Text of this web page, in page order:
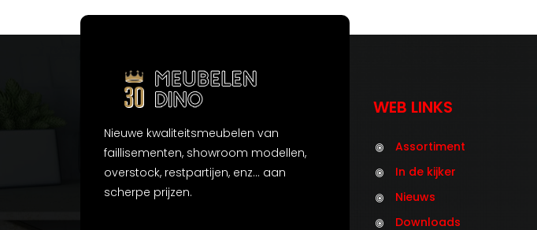
Nieuwe kwaliteitsmeubelen van
faillisementen, showroom modellen,
overstock, restpartijen, enz... aan
scherpe prijzen.
WEB LINKS
Assortiment
In de kijker
Nieuws
Downloads